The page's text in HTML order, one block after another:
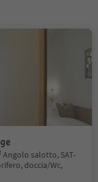
salotto, SAT-
doccia/Wc,